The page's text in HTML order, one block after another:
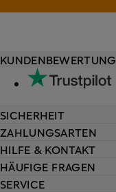
HILFE & KONTAKT
HÄUFIGE FRAGEN
SERVICE
KUNDENBEWERTUNG
SICHERHEIT
ZAHLUNGSARTEN